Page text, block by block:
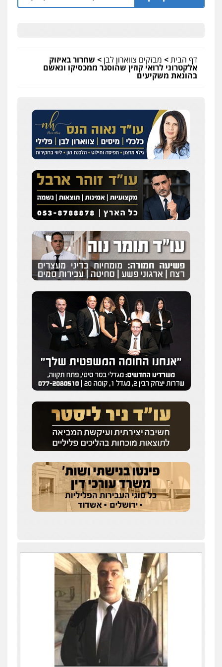
דף הבית> מבזקים צווארון לבן> שחרור באיזוק
אלקטרוני לרואי קוזין שהוסגר ממכסיקו ונאשם
בהונאת משקיעים